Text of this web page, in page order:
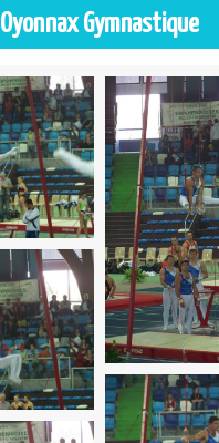
Oyonnax Gymnastique